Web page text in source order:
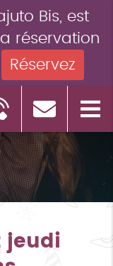
Bis, est
réservation
Réservez
jeudi